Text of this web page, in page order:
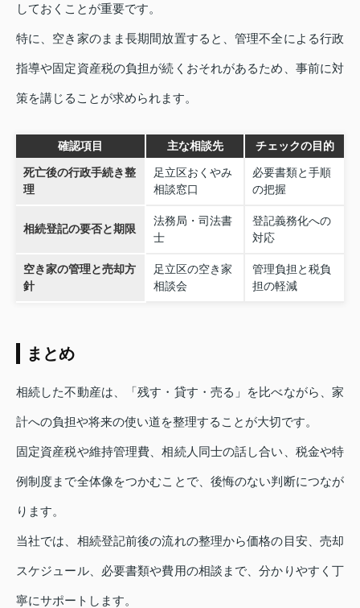
しておくことが重要です。
特に、空き家のまま長期間放置すると、管理不全による行政
指導や固定資産税の負担が続くおそれがあるため、事前に対
策を講じることが求められます。
確認項目 主な相談先 チェックの目的
死亡後の行政手続き整
理
足立区おくやみ
相談窓口
必要書類と手順
の把握
相続登記の要否と期限
法務局・司法書
士
登記義務化への
対応
空き家の管理と売却方
針
足立区の空き家
相談会
管理負担と税負
担の軽減
まとめ
相続した不動産は、「残す・貸す・売る」を比べながら、家
計への負担や将来の使い道を整理することが大切です。
固定資産税や維持管理費、相続人同士の話し合い、税金や特
例制度まで全体像をつかむことで、後悔のない判断につなが
ります。
当社では、相続登記前後の流れの整理から価格の目安、売却
スケジュール、必要書類や費用の相談まで、分かりやすく丁
寧にサポートします。